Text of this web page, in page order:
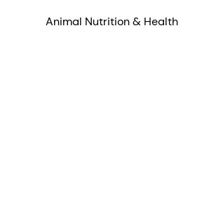
Animal Nutrition & Health